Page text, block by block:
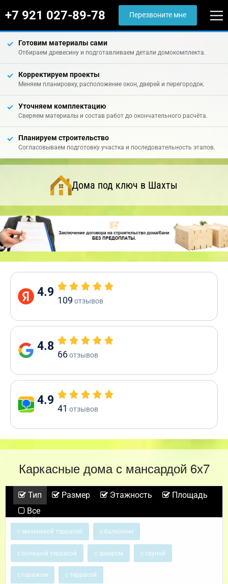
+7 921 027-89-78 Перезвоните мне
Готовим материалы сами
Отбираем древесину и подготавливаем детали домокомплекта.
Корректируем проекты
Меняем планировку, расположение окон, дверей и перегородок.
Уточняем комплектацию
Сверяем материалы и состав работ до окончательного расчёта.
Планируем строительство
Согласовываем подготовку участка и последовательность этапов.
Дома под ключ в Шахты
4.9
109 отзывов
4.8
66отзывов
4.9
41 отзывов
Каркасные дома с мансардой 6х7
Тип Размер Этажность
Площадь
Все
с маленькой террасой с балконом
с большой террасой с эркером с сауной
с гаражом с террасой